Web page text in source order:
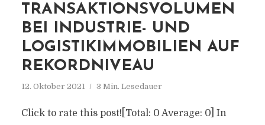
TRANSAKTIONSVOLUMEN
BEI INDUSTRIE- UND
LOGISTIKIMMOBILIEN AUF
REKORDNIVEAU
12. Oktober 2021 3 Min. Lesedauer
Click to rate this post![Total: 0 Average: 0] In